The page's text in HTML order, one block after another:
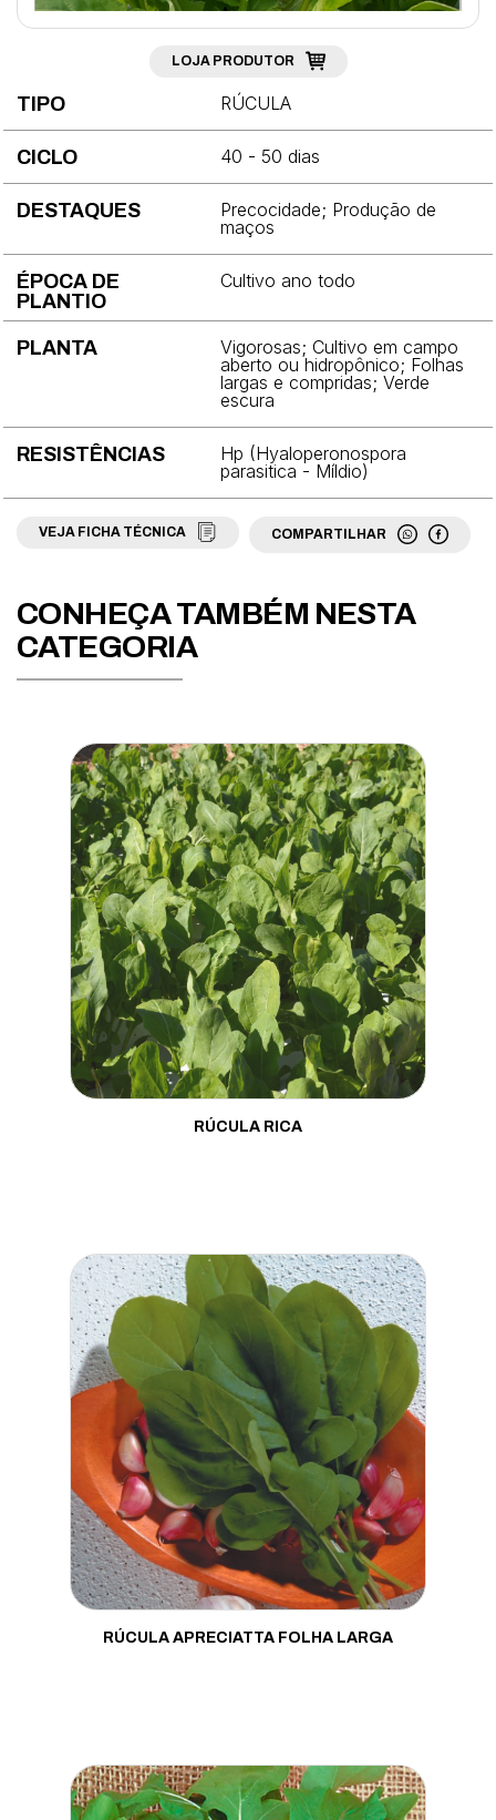
Cenoura
Chicória
Coentro
Couve
Couve-chinesa
Couve-flor
Ervilha
Fava
Grama
Maracujá
Maxixe
Melancia
Melão
Moranga
Mostarda
Pepino
Rabanete
Repolho
Rúcula
LOJA PRODUTOR
TIPO RÚCULA
CICLO 40 - 50 dias
DESTAQUES
Precocidade; Produção de
maços
ÉPOCA DE
PLANTIO
Cultivo ano todo
PLANTA
Vigorosas; Cultivo em campo
aberto ou hidropônico; Folhas
largas e compridas; Verde
escura
RESISTÊNCIAS
Hp (Hyaloperonospora
parasitica - Míldio)
VEJA FICHA TÉCNICA COMPARTILHAR
CONHEÇA TAMBÉM NESTA
CATEGORIA
RÚCULA RICA
RÚCULA APRECIATTA FOLHA LARGA